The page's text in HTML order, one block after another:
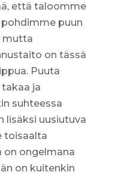
että taloomme
puun
mutta
on tässä
Puuta
ja
suhteessa
lisäksi uusiutuva
toisaalta
on ongelmana
on kuitenkin